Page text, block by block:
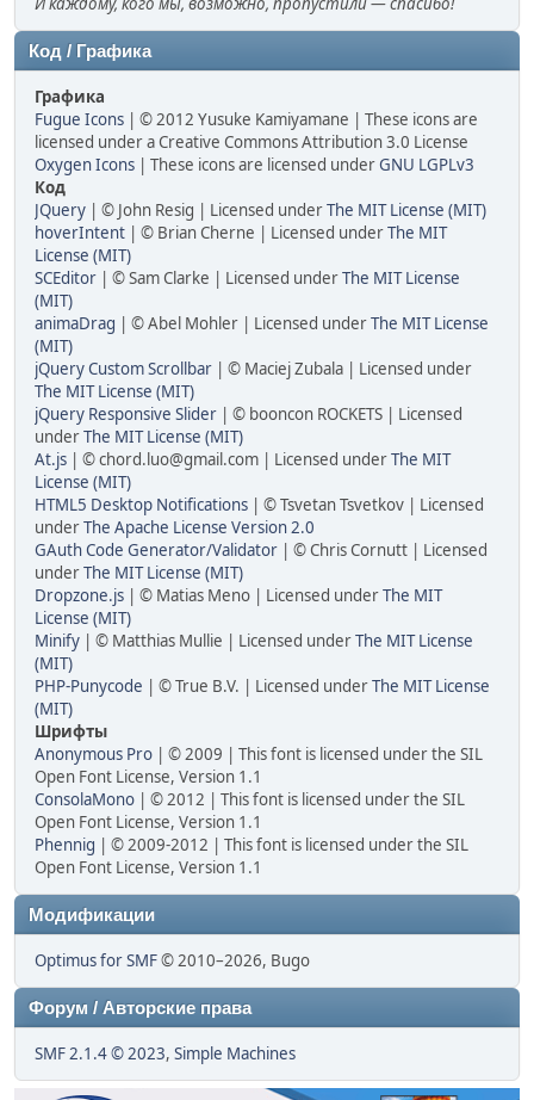
Код / Графика
Графика
Fugue Icons | © 2012 Yusuke Kamiyamane | These icons are
licensed under a Creative Commons Attribution 3.0 License
Oxygen Icons | These icons are licensed underGNU LGPLv3
Код
JQuery | © John Resig | Licensed underThe MIT License (MIT)
hoverIntent | © Brian Cherne | Licensed underThe MIT
License (MIT)
SCEditor | © Sam Clarke | Licensed underThe MIT License
(MIT)
animaDrag | © Abel Mohler | Licensed underThe MIT License
(MIT)
jQuery Custom Scrollbar | © Maciej Zubala | Licensed under
The MIT License (MIT)
jQuery Responsive Slider | © booncon ROCKETS | Licensed
underThe MIT License (MIT)
At.js | ©chord.luo@gmail.com | Licensed underThe MIT
License (MIT)
HTML5 Desktop Notifications | © Tsvetan Tsvetkov | Licensed
underThe Apache License Version 2.0
GAuth Code Generator/Validator | © Chris Cornutt | Licensed
underThe MIT License (MIT)
Dropzone.js | © Matias Meno | Licensed underThe MIT
License (MIT)
Minify | © Matthias Mullie | Licensed underThe MIT License
(MIT)
PHP-Punycode | © True B.V. | Licensed underThe MIT License
(MIT)
Шрифты
Anonymous Pro | © 2009 | This font is licensed under the SIL
Open Font License, Version 1.1
ConsolaMono | © 2012 | This font is licensed under the SIL
Open Font License, Version 1.1
Phennig | © 2009-2012 | This font is licensed under the SIL
Open Font License, Version 1.1
Модификации
Optimus for SMF© 2010–2026, Bugo
Форум / Авторские права
SMF 2.1.4 © 2023, Simple Machines